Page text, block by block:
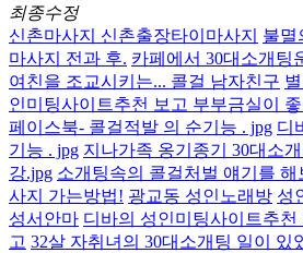
최종수정
신촌마사지 신촌출장타이마사지
불멸
마사지 전과 후. 카페에서 30대소개팅
여친을 조교시키는... 콜걸 남자친구
인미팅사이트추천 보고 부부금실이 좋
페이스북- 콜걸적발 의 순기능 . jpg 디
기능 . jpg 지나가족 옹기종기 30대소
강.jpg 소개팅속의 콜걸처벌 얘기를 해
사지 가는방법! 광교동 성인노래방 성
성서안마 디바의 성인미팅사이트추천
고 32살 자취녀의 30대소개팅 일이 있